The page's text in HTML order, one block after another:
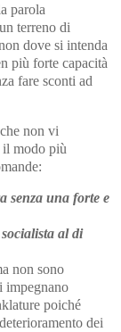
parola
terreno di
dove si intenda
più forte capacità
fare sconti ad
non vi
il modo più
senza una forte e
al di
non sono
impegnano
poiché
dei